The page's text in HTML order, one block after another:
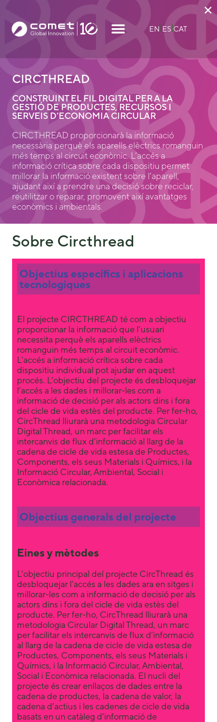
EN ES CAT
CIRCTHREAD
CONSTRUINT EL FIL DIGITAL PER A LA
GESTIÓ DE PRODUCTES, RECURSOS I
SERVEIS D'ECONOMIA CIRCULAR
CIRCTHREAD proporcionarà la informació
necessària perquè els aparells elèctrics romanguin
més temps al circuit econòmic. L’accés a
informació crítica sobre cada dispositiu permet
millorar la informació existent sobre l’aparell,
ajudant així a prendre una decisió sobre reciclar,
reutilitzar o reparar, promovent així avantatges
econòmics i ambientals.
Sobre Circthread
Objectius específics i aplicacions
tecnologiques
El projecte CIRCTHREAD té com a objectiu
proporcionar la informació que l’usuari
necessita perquè els aparells elèctrics
romanguin més temps al circuit econòmic.
L’accés a informació crítica sobre cada
dispositiu individual pot ajudar en aquest
procés. L’objectiu del projecte és desbloquejar
l’accés a les dades i millorar-les com a
informació de decisió per als actors dins i fora
del cicle de vida estès del producte. Per fer-ho,
CircThread lliurarà una metodologia Circular
Digital Thread, un marc per facilitar els
intercanvis de flux d’informació al llarg de la
cadena de cicle de vida estesa de Productes,
Components, els seus Materials i Químics, i la
Informació Circular, Ambiental, Social i
Econòmica relacionada.
Objectius generals del projecte
Eines y mètodes
L’objectiu principal del projecte CircThread és
desbloquejar l’accés a les dades ara en sitges i
millorar-les com a informació de decisió per als
actors dins i fora del cicle de vida estès del
producte. Per fer-ho, CircThread lliurarà una
metodologia Circular Digital Thread, un marc
per facilitar els intercanvis de flux d’informació
al llarg de la cadena de cicle de vida estesa de
Productes, Components, els seus Materials i
Químics, i la Informació Circular, Ambiental,
Social i Econòmica relacionada. El nucli del
projecte és crear enllaços de dades entre la
cadena de productes, la cadena de valor, la
cadena d’actius i les cadenes de cicle de vida
basats en un catàleg d’informació de
×
These
cookies are
not
optional.
They are
needed for
the website
to function.
Statistics
In order for
us to
improve the
website's
functionality
how the
website is
used.
In order for
our website
to perform
as well as
possible
during your
visit. If you
refuse these
cookies,
some
functionality
will
disappear
from the
website.